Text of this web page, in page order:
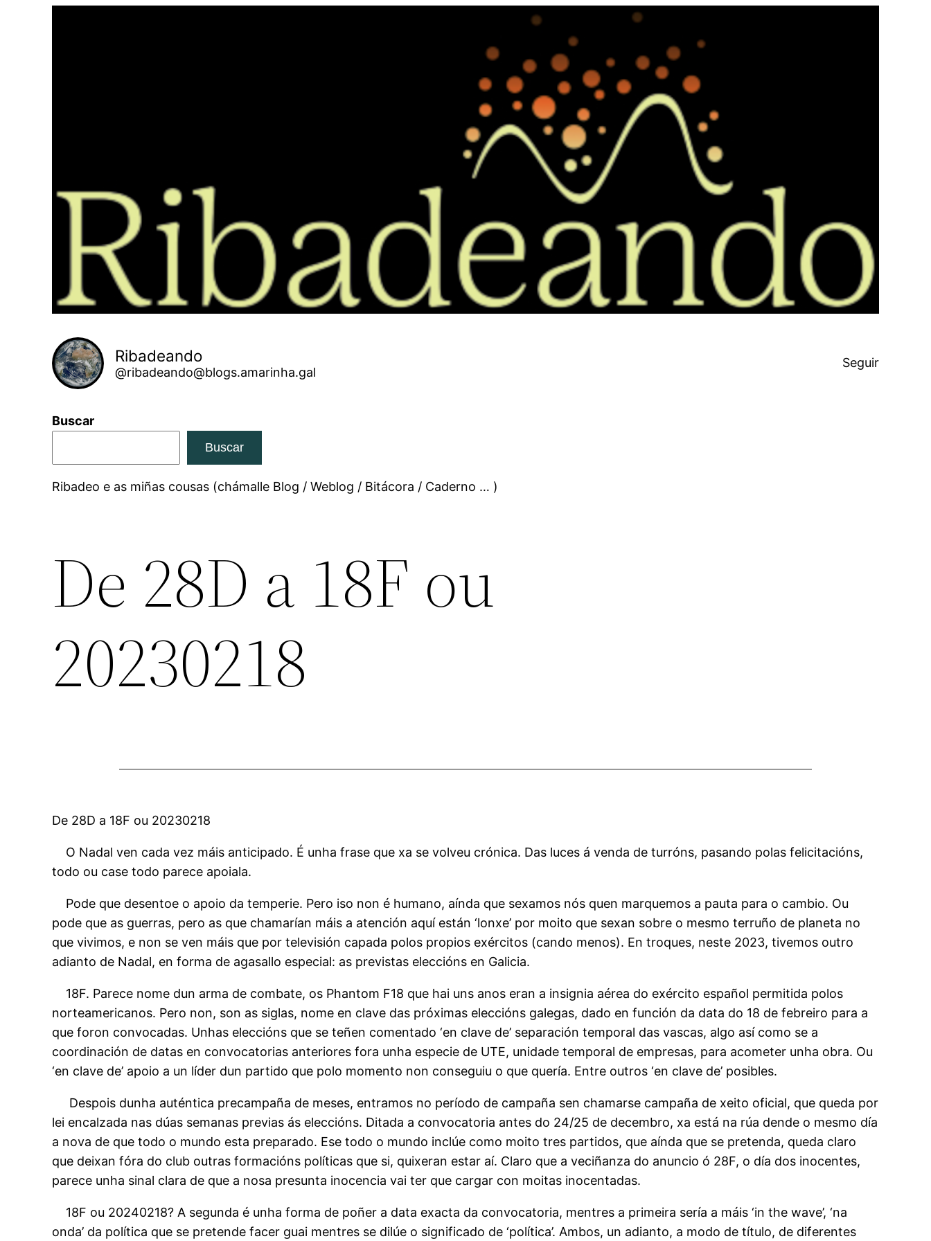
Ribadeando
@ribadeando@blogs.amarinha.gal
Seguir
Buscar
Buscar
Ribadeo e as miñas cousas (chámalle Blog / Weblog / Bitácora / Caderno … )
De 28D a 18F ou
20230218
De 28D a 18F ou 20230218
O Nadal ven cada vez máis anticipado. É unha frase que xa se volveu crónica. Das luces á venda de turróns, pasando polas felicitacións,
todo ou case todo parece apoiala.
Pode que desentoe o apoio da temperie. Pero iso non é humano, aínda que sexamos nós quen marquemos a pauta para o cambio. Ou
pode que as guerras, pero as que chamarían máis a atención aquí están ‘lonxe’ por moito que sexan sobre o mesmo terruño de planeta no
que vivimos, e non se ven máis que por televisión capada polos propios exércitos (cando menos). En troques, neste 2023, tivemos outro
adianto de Nadal, en forma de agasallo especial: as previstas eleccións en Galicia.
18F. Parece nome dun arma de combate, os Phantom F18 que hai uns anos eran a insignia aérea do exército español permitida polos
norteamericanos. Pero non, son as siglas, nome en clave das próximas eleccións galegas, dado en función da data do 18 de febreiro para a
que foron convocadas. Unhas eleccións que se teñen comentado ‘en clave de’ separación temporal das vascas, algo así como se a
coordinación de datas en convocatorias anteriores fora unha especie de UTE, unidade temporal de empresas, para acometer unha obra. Ou
‘en clave de’ apoio a un líder dun partido que polo momento non conseguiu o que quería. Entre outros ‘en clave de’ posibles.
Despois dunha auténtica precampaña de meses, entramos no período de campaña sen chamarse campaña de xeito oficial, que queda por
lei encalzada nas dúas semanas previas ás eleccións. Ditada a convocatoria antes do 24/25 de decembro, xa está na rúa dende o mesmo día
a nova de que todo o mundo esta preparado. Ese todo o mundo inclúe como moito tres partidos, que aínda que se pretenda, queda claro
que deixan fóra do club outras formacións políticas que si, quixeran estar aí. Claro que a veciñanza do anuncio ó 28F, o día dos inocentes,
parece unha sinal clara de que a nosa presunta inocencia vai ter que cargar con moitas inocentadas.
18F ou 20240218? A segunda é unha forma de poñer a data exacta da convocatoria, mentres a primeira sería a máis ‘in the wave’, ‘na
onda’ da política que se pretende facer guai mentres se dilúe o significado de ‘política’. Ambos, un adianto, a modo de título, de diferentes